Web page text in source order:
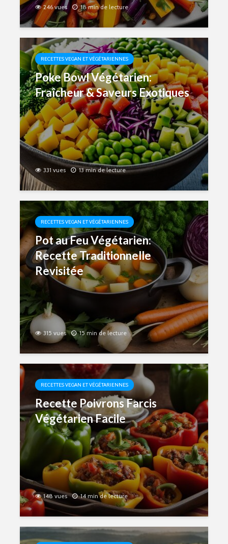
246 vues 18 min de lecture
RECETTES VEGAN ET VÉGÉTARIENNES
Poke Bowl Végétarien:
Fraîcheur & Saveurs Exotiques
331 vues 13 min de lecture
RECETTES VEGAN ET VÉGÉTARIENNES
Pot au Feu Végétarien:
Recette Traditionnelle
Revisitée
315 vues 15 min de lecture
RECETTES VEGAN ET VÉGÉTARIENNES
Recette Poivrons Farcis
Végétarien Facile
148 vues 14 min de lecture